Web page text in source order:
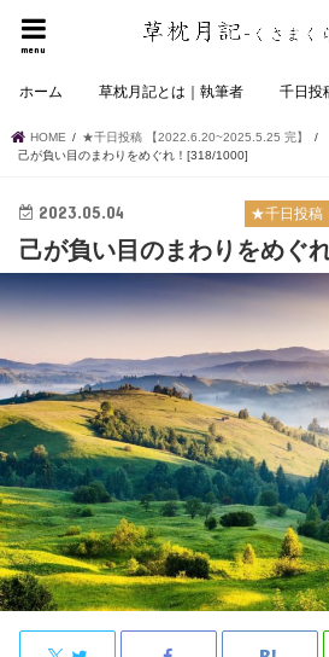
menu
ホーム 草枕月記とは｜執筆者 千日投
HOME
★千日投稿 【2022.6.20~2025.5.25 完】
己が負い目のまわりをめぐれ！[318/1000]
★千日投稿
2023.05.04
己が負い目のまわりをめぐ